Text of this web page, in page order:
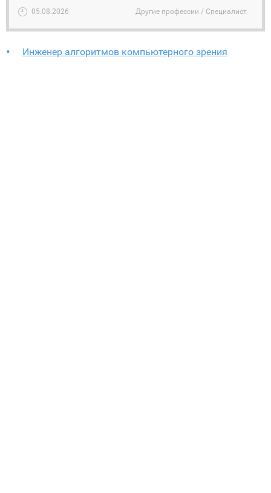
05.08.2026 Другие профессии / Специалист
Инженер алгоритмов компьютерного зрения